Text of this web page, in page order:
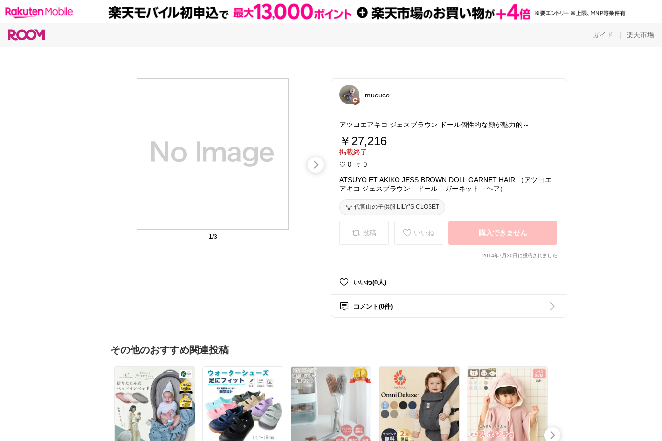
ガイド | 楽天市場
1/3
mucuco
アツヨエアキコ ジェスブラウン ドール個性的な顔が魅力的～
￥27,216
掲載終了
0 0
ATSUYO ET AKIKO JESS BROWN DOLL GARNET HAIR （アツヨエ
アキコ ジェスブラウン ドール ガーネット ヘア）
代官山の子供服 LILY’S CLOSET
投稿 いいね 購入できません
2014年7月30日に投稿されました
いいね(0人)
コメント(0件)
その他のおすすめ関連投稿